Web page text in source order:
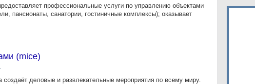
профессиональные услуги по управлению объектами
пансионаты, санатории, гостиничные комплексы); оказывает
(mice)
создаёт деловые и развлекательные мероприятия по всему миру.